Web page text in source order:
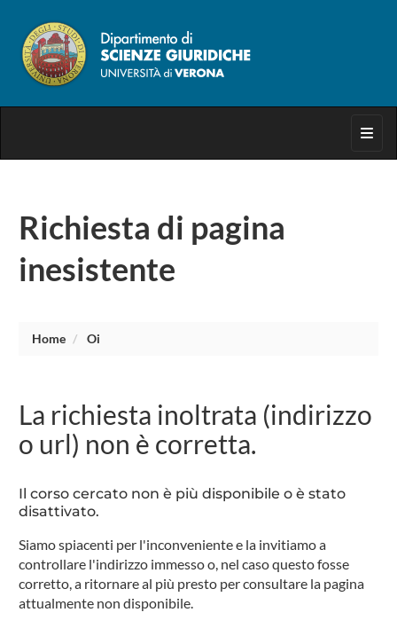
Richiesta di pagina
inesistente
Home Oi
La richiesta inoltrata (indirizzo
o url) non è corretta.
Il corso cercato non è più disponibile o è stato
disattivato.
Siamo spiacenti per l'inconveniente e la invitiamo a
controllare l'indirizzo immesso o, nel caso questo fosse
corretto, a ritornare al più presto per consultare la pagina
attualmente non disponibile.